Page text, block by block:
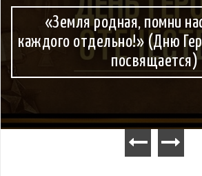
«Земля родная, помни
каждого отдельно!» (Дню
посвящается)